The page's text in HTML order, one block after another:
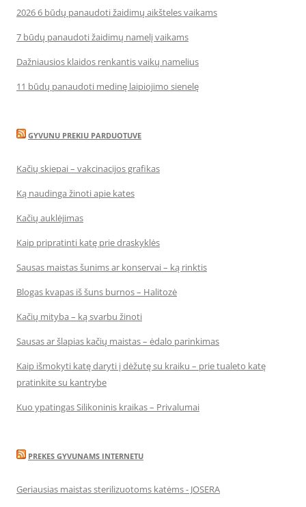
2026 6 būdų panaudoti žaidimų aikšteles vaikams
7 būdų panaudoti žaidimų namelį vaikams
Dažniausios klaidos renkantis vaikų namelius
11 būdų panaudoti medinę laipiojimo sienelę
GYVUNU PREKIU PARDUOTUVE
Kačių skiepai – vakcinacijos grafikas
Ką naudinga žinoti apie kates
Kačių auklėjimas
Kaip pripratinti katę prie draskyklės
Sausas maistas šunims ar konservai – ką rinktis
Blogas kvapas iš šuns burnos – Halitozė
Kačių mityba – ką svarbu žinoti
Sausas ar šlapias kačių maistas – ėdalo parinkimas
Kaip išmokyti katę daryti į dėžutę su kraiku – prie tualeto katę
pratinkite su kantrybe
Kuo ypatingas Silikoninis kraikas – Privalumai
PREKES GYVUNAMS INTERNETU
Geriausias maistas sterilizuotoms katėms - JOSERA